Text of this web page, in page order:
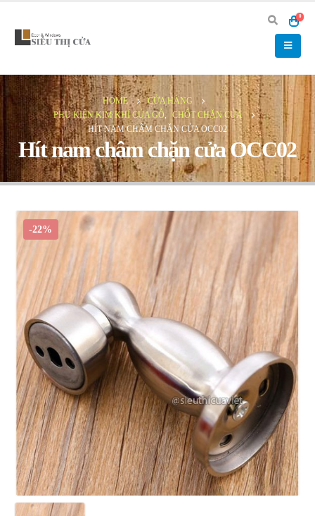
0
HOME
CỬA HÀNG
PHỤ KIỆN KIM KHÍ CỬA GỖ, CHỐT CHẶN CỬA
HÍT NAM CHÂM CHẶN CỬA OCC02
Hít nam châm chặn cửa OCC02
-22%